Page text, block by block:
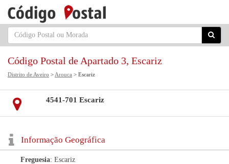
Código Postal de Apartado 3, Escariz
Distrito de Aveiro > Arouca > Escariz
4541-701 Escariz
Informação Geográfica
Freguesia: Escariz